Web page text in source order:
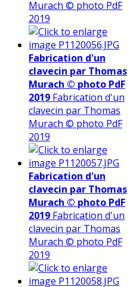
Murach © photo PdF
2019
Fabrication d'un
clavecin par Thomas
Murach © photo PdF
2019 Fabrication d'un
clavecin par Thomas
Murach © photo PdF
2019
Fabrication d'un
clavecin par Thomas
Murach © photo PdF
2019 Fabrication d'un
clavecin par Thomas
Murach © photo PdF
2019